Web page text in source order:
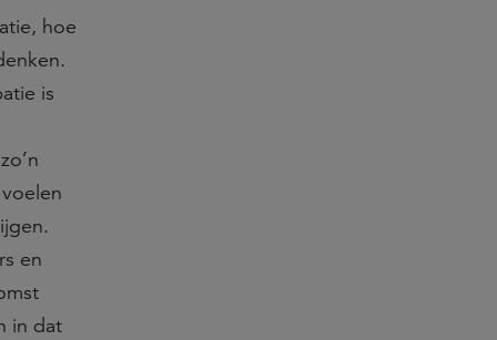
hoe
is
en
in dat